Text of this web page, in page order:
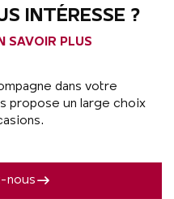
INTÉRESSE ?
SAVOIR PLUS
dans votre
propose un large choix
nous